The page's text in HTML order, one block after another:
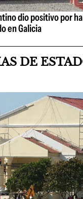
dio positivo por
en Galicia
DE